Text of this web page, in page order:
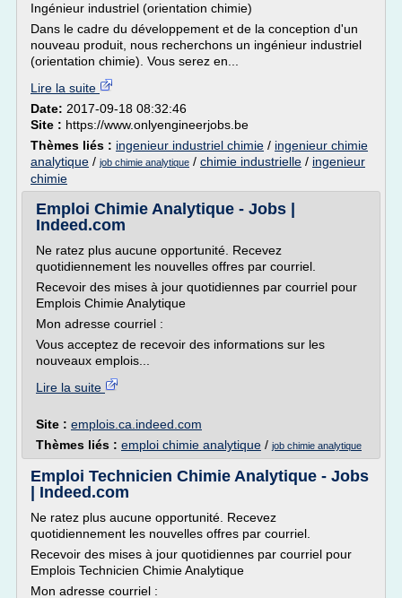
Ingénieur industriel (orientation chimie)
Dans le cadre du développement et de la conception d'un
nouveau produit, nous recherchons un ingénieur industriel
(orientation chimie). Vous serez en...
Lire la suite
Date: 2017-09-18 08:32:46
Site : https://www.onlyengineerjobs.be
Thèmes liés : ingenieur industriel chimie / ingenieur chimie
analytique / job chimie analytique / chimie industrielle / ingenieur
chimie
Emploi Chimie Analytique - Jobs |
Indeed.com
Ne ratez plus aucune opportunité. Recevez
quotidiennement les nouvelles offres par courriel.
Recevoir des mises à jour quotidiennes par courriel pour
Emplois Chimie Analytique
Mon adresse courriel :
Vous acceptez de recevoir des informations sur les
nouveaux emplois...
Lire la suite
Site : emplois.ca.indeed.com
Thèmes liés : emploi chimie analytique / job chimie analytique
Emploi Technicien Chimie Analytique - Jobs
| Indeed.com
Ne ratez plus aucune opportunité. Recevez
quotidiennement les nouvelles offres par courriel.
Recevoir des mises à jour quotidiennes par courriel pour
Emplois Technicien Chimie Analytique
Mon adresse courriel :